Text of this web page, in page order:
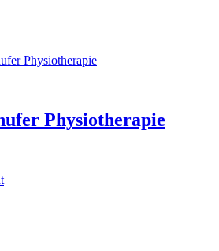
Physiotherapie